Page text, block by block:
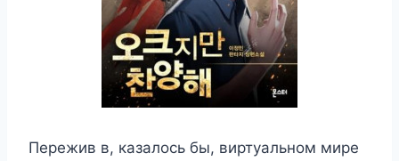
Пережив в, казалось бы, виртуальном мире